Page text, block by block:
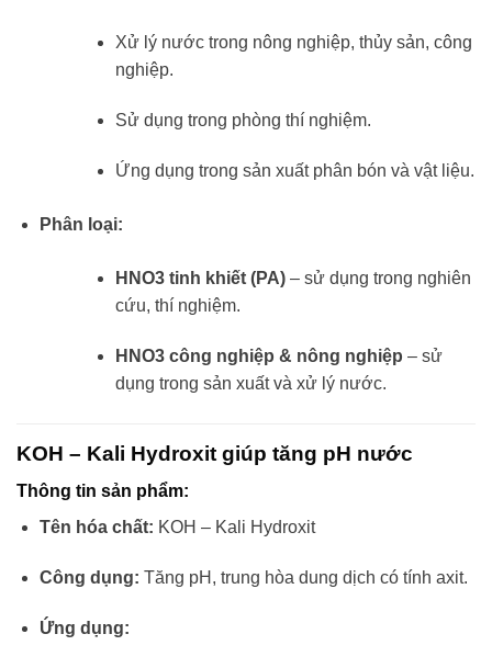
Xử lý nước trong nông nghiệp, thủy sản, công
nghiệp.
Sử dụng trong phòng thí nghiệm.
Ứng dụng trong sản xuất phân bón và vật liệu.
Phân loại:
HNO3 tinh khiết (PA)– sử dụng trong nghiên
cứu, thí nghiệm.
HNO3 công nghiệp & nông nghiệp – sử
dụng trong sản xuất và xử lý nước.
KOH – Kali Hydroxit giúp tăng pH nước
Thông tin sản phẩm:
Tên hóa chất: KOH – Kali Hydroxit
Công dụng: Tăng pH, trung hòa dung dịch có tính axit.
Ứng dụng: